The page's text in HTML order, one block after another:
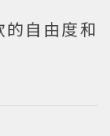
自由度和